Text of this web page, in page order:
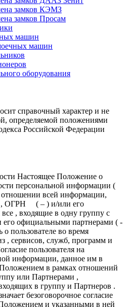
замков КЭМЗ
замков Просам
машин
машин
оборудования
справочный характер и не
определяемой положениями
Российской Федерации
Настоящее Положение о
персональной информации (
всей информации,
( – ) и/или его
, входящие в одну группу с
официальными партнерами ( -
пользователе во время
, сервисов, служб, программ и
пользователя на
информации, данное им в
в рамках отношений
или Партнерами ,
в группу и Партнеров .
безоговорочное согласие
и указанными в ней